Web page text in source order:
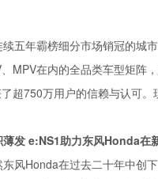
续五年霸榜细分市场销冠的城
MPV在内的全品类车型矩阵
超750万用户的信赖与认可
薄发 e:NS1助力东风Honda在
东风Honda在过去二十年中创